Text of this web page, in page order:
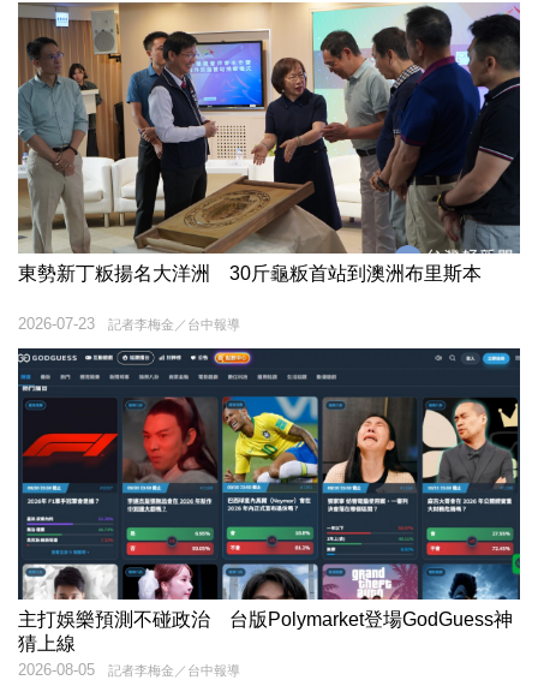
東勢新丁粄揚名大洋洲 30斤龜粄首站到澳洲布里斯本
記者李梅金／台中報導
2026-07-23
主打娛樂預測不碰政治 台版Polymarket登場GodGuess神
猜上線
記者李梅金／台中報導
2026-08-05